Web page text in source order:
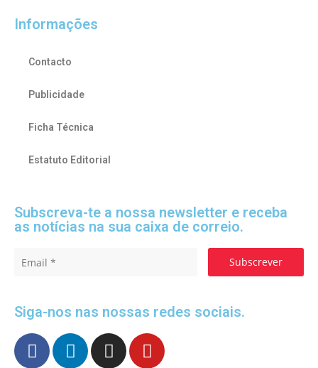
Informações
Contacto
Publicidade
Ficha Técnica
Estatuto Editorial
Subscreva-te a nossa newsletter e receba
as notícias na sua caixa de correio.
Subscrever
Siga-nos nas nossas redes sociais.